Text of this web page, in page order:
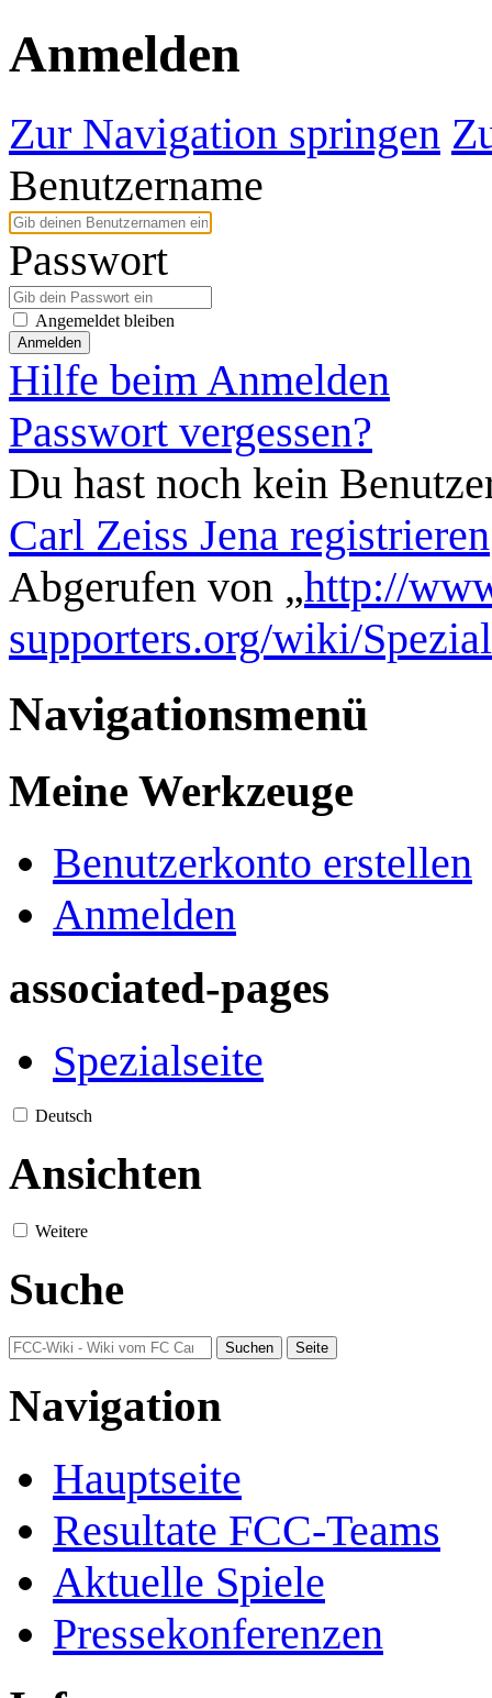
Anmelden
Zur Navigation springen
Benutzername
Passwort
Angemeldet bleiben
Anmelden
Hilfe beim Anmelden
Passwort vergessen?
Du hast noch kein
Carl Zeiss Jena registrieren
Abgerufen von „http://
supporters.org/wiki/
Navigationsmenü
Meine Werkzeuge
Benutzerkonto erstellen
Anmelden
associated-pages
Spezialseite
Deutsch
Ansichten
Weitere
Suche
Navigation
Hauptseite
Resultate FCC-Teams
Aktuelle Spiele
Pressekonferenzen